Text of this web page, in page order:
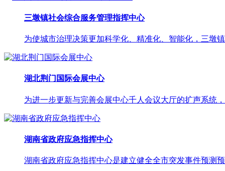
三墩镇社会综合服务管理指挥中心
为使城市治理决策更加科学化、精准化、智能化，三墩
湖北荆门国际会展中心
为进一步更新与完善会展中心千人会议大厅的扩声系统
湖南省政府应急指挥中心
湖南省政府应急指挥中心是建立健全全市突发事件预测